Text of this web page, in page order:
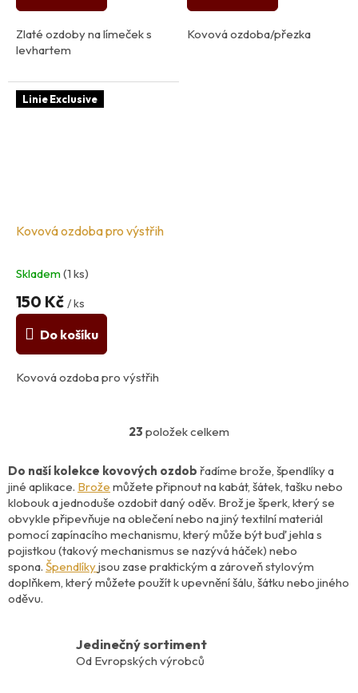
Zlaté ozdoby na límeček s
levhartem
Kovová ozdoba/přezka
Linie Exclusive
Kovová ozdoba pro výstřih
Skladem(1 ks)
150 Kč / ks
Do košíku
Kovová ozdoba pro výstřih
O
l
á
d
a
c
í
p
r
v
ý
p
23 položek celkem
Do naší kolekce kovových ozdob řadíme brože, špendlíky a
jiné aplikace. Brože můžete připnout na kabát, šátek, tašku nebo
klobouk a jednoduše ozdobit daný oděv. Brož je šperk, který se
obvykle připevňuje na oblečení nebo na jiný textilní materiál
pomocí zapínacího mechanismu, který může být buď jehla s
pojistkou (takový mechanismus se nazývá háček) nebo
spona. Špendlíkyjsou zase praktickým a zároveň stylovým
doplňkem, který můžete použít k upevnění šálu, šátku nebo jiného
oděvu.
Jedinečný sortiment
Od Evropských výrobců